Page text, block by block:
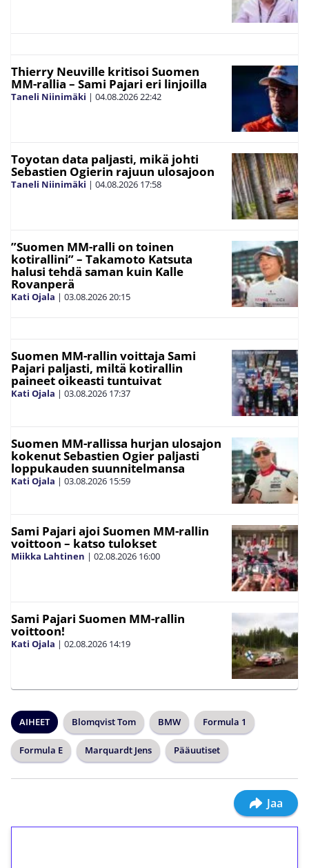
Thierry Neuville kritisoi Suomen
MM-rallia – Sami Pajari eri linjoilla
Taneli Niinimäki | 04.08.202622:42
Toyotan data paljasti, mikä johti
Sebastien Ogierin rajuun ulosajoon
Taneli Niinimäki | 04.08.2026 17:58
”Suomen MM-ralli on toinen
kotirallini” – Takamoto Katsuta
halusi tehdä saman kuin Kalle
Rovanperä
Kati Ojala | 03.08.202620:15
Suomen MM-rallin voittaja Sami
Pajari paljasti, miltä kotirallin
paineet oikeasti tuntuivat
Kati Ojala | 03.08.2026 17:37
Suomen MM-rallissa hurjan ulosajon
kokenut Sebastien Ogier paljasti
loppukauden suunnitelmansa
Kati Ojala | 03.08.2026 15:59
Sami Pajari ajoi Suomen MM-rallin
voittoon – katso tulokset
Miikka Lahtinen | 02.08.2026 16:00
Sami Pajari Suomen MM-rallin
voittoon!
Kati Ojala | 02.08.2026 14:19
AIHEET Blomqvist Tom BMW Formula 1
Formula E Marquardt Jens Pääuutiset
Jaa